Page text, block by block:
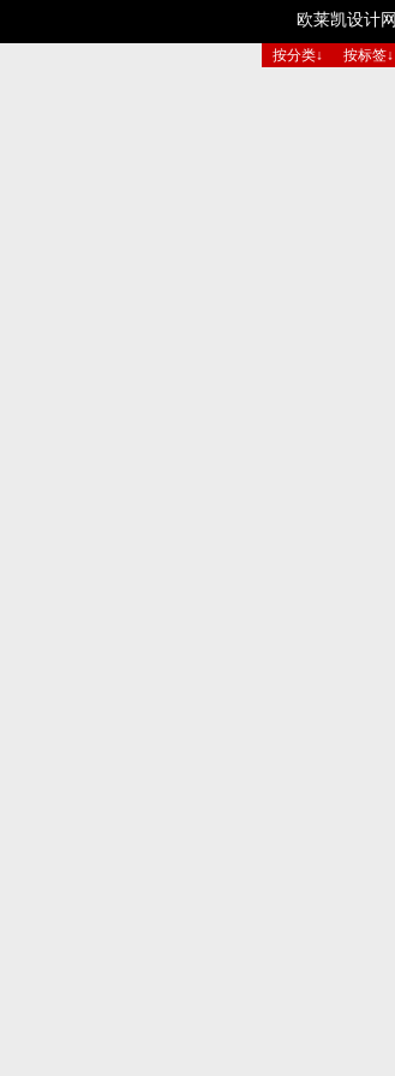
欧莱凯设计网
按分类↓
按标签↓